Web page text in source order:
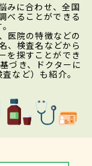
みに合わせ、全国
べることができる
医院の特徴などの
、検査名などから
を探すことができ
づき、ドクターに
など）も紹介。